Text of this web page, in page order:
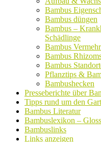
Bambus
Bambus düngen
Bambus –
Schädlinge
Bambus
Bambus
Bambus
Pflanztips &
Bambushecken
Presseberichte über
Tipps rund um den
Bambus Literatur
Bambuslexikon –
Bambuslinks
Links anzeigen